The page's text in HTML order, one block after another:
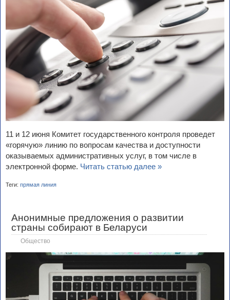
11 и 12 июня Комитет государственного контроля проведет
«горячую» линию по вопросам качества и доступности
оказываемых административных услуг, в том числе в
электронной форме. Читать статью далее »
Теги: прямая линия
Анонимные предложения о развитии
страны собирают в Беларуси
Общество